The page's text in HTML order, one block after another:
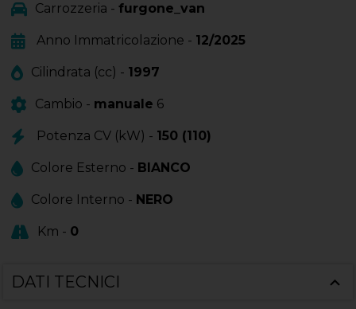
Carrozzeria -furgone_van
Anno Immatricolazione - 12/2025
Cilindrata (cc) - 1997
Cambio - manuale 6
Potenza CV (kW) - 150 (110)
Colore Esterno - BIANCO
Colore Interno - NERO
Km - 0
DATI TECNICI